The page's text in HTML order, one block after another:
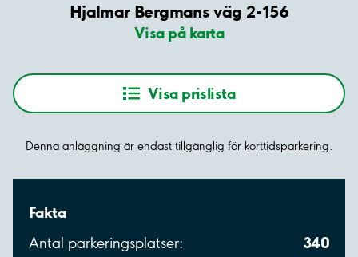
Hjalmar Bergmans väg 2-156
Visa på karta
Visa prislista
Denna anläggning är endast tillgänglig för korttidsparkering.
Fakta
Antal parkeringsplatser: 340